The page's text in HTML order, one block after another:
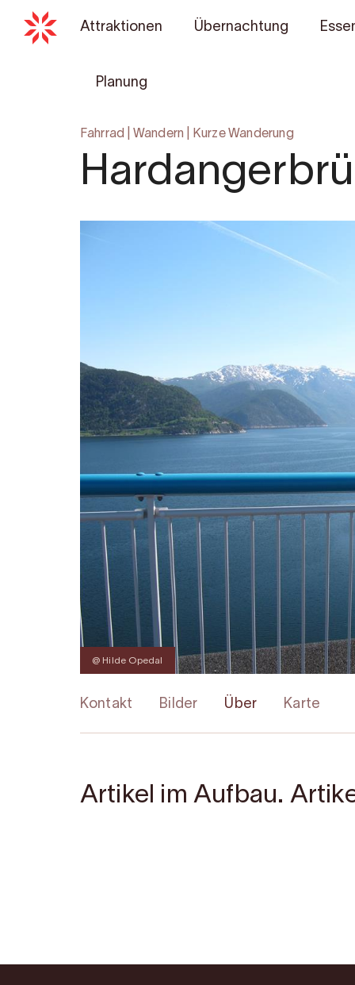
Attraktionen Übernachtung
Planung
Fahrrad Wandern Kurze Wanderung
@ Hilde Opedal
Kontakt Bilder Über Karte
Artikel im Aufbau.